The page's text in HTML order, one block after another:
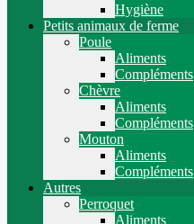
Hygiène
Petits animaux de ferme
Poule
Aliments
Compléments
Chèvre
Aliments
Compléments
Mouton
Aliments
Compléments
Autres
Perroquet
Aliments